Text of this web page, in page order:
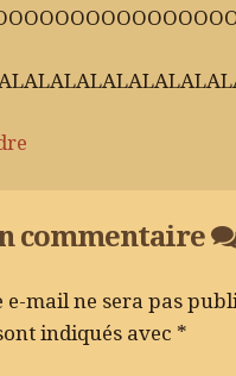
commentaire
e-mail ne sera pas
indiqués avec *